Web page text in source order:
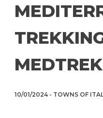
10/01/2024 - TOWNS OF